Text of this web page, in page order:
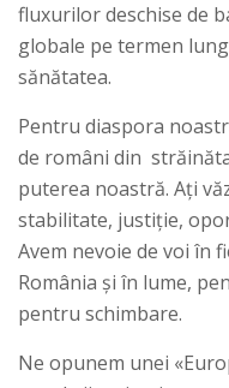
fluxurilor deschise de
globale pe termen
sănătatea.
Pentru diaspora
de români din
puterea noastră. Ați
stabilitate, justiție,
Avem nevoie de voi în
România și în lume,
pentru schimbare.
Ne opunem unei